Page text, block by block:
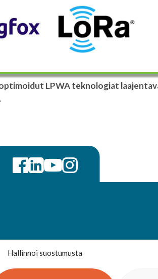
Hallinnoi suostumusta
LPWA teknologiat